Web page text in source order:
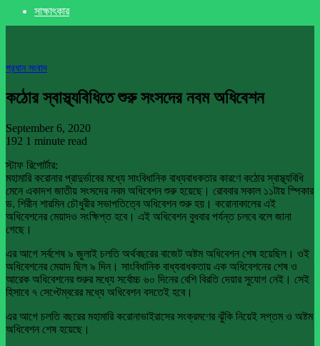
সাক্ষাৎকার
প্রধান সংবাদ
কঠোর স্বাস্থ্যবিধিতে শুরু সংসদের নবম অধিবেশন
September 6, 2020
192 1 minute read
স্টাফ রিপোর্টার:
মহামারি করোনার প্রাদুর্ভাবের মধ্যে সাংবিধানিক বাধ্যবাধকতার কারণে কঠোর স্বাস্থ্যবিধি
মেনে একাদশ জাতীয় সংসদের নবম অধিবেশন শুরু হয়েছে। রোববার সকাল ১১টায় স্পিকার
ড. শিরীন শারমিন চৌধুরীর সভাপতিত্বে অধিবেশন শুরু হয়। করোনাকালের এই
অধিবেশনের মেয়াদও সংক্ষিপ্ত হবে। এই অধিবেশন বুধবার পর্যন্ত চলবে বলে জানা
গেছে।
এর আগে সর্বশেষ ৯ জুলাই চলতি অর্থবছরের বাজেট অষ্টম অধিবেশন শেষ হয়েছিল। ওই
অধিবেশনের মেয়াদ ছিল ৯ দিন। সাংবিধানিক বাধ্যবাধকতায় এক অধিবেশনের শেষ ও
আরেক অধিবেশনের শুরুর মধ্যে সর্বোচ্চ ৬০ দিনের বেশি বিরতি দেয়ার সুযোগ নেই। সেই
হিসাবে ৭ সেপ্টেম্বরের মধ্যে অধিবেশন বসতেই হবে।
এর আগে চলতি বছরের মহামারি করোনাভাইরাসের সংক্রমণের ঝুঁকি নিয়েই সপ্তম ও অষ্টম
অধিবেশন শেষ হয়েছে।